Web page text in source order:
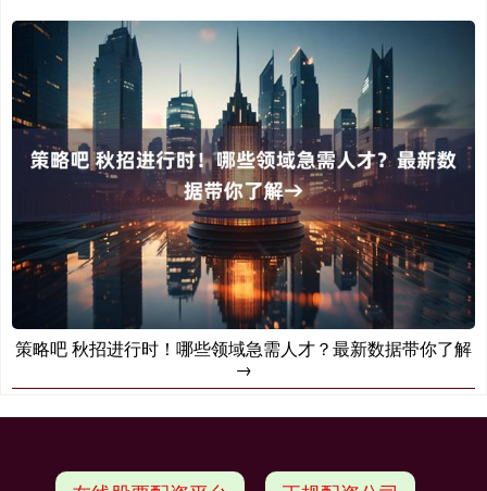
策略吧 秋招进行时！哪些领域急需人才？最新数据带你了解
→